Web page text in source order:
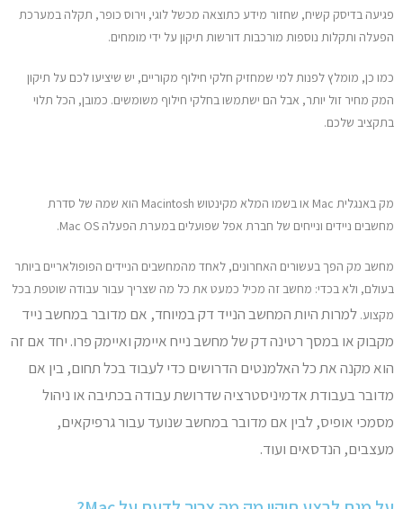
פגיעה בדיסק קשיח, שחזור מידע כתוצאה מכשל לוגי, וירוס כופר, תקלה במערכת
הפעלה ותקלות נוספות מורכבות דורשות תיקון על ידי מומחים.
כמו כן, מומלץ לפנות למי שמחזיק חלקי חילוף מקוריים, יש שיציעו לכם על תיקון
המק מחיר זול יותר, אבל הם ישתמשו בחלקי חילוף משומשים. כמובן, הכל תלוי
בתקציב שלכם.
מק באנגלית Mac או בשמו המלא מקינטוש Macintosh הוא שמה של סדרת
מחשבים ניידים ונייחים של חברת אפל שפועלים במערת הפעלה Mac OS.
מחשב מק הפך בעשורים האחרונים, לאחד מהמחשבים הניידים הפופולאריים ביותר
בעולם, ולא בכדי: מחשב זה מכיל כמעט את כל מה שצריך עבור עבודה שוטפת בכל
מקצוע.למרות היות המחשב הנייד דק במיוחד, אם מדובר במחשב נייד
מקבוק או במסך רטינה דק של מחשב נייח איימק ואיימק פרו. יחד אם זה
הוא מקנה את כל האלמנטים הדרושים כדי לעבוד בכל תחום, בין אם
מדובר בעבודת אדמיניסטרציה שדרושת עבודה בכתיבה או ניהול
מסמכי אופיס, לבין אם מדובר במחשב שנועד עבור גרפיקאים,
מעצבים, הנדסאים ועוד.